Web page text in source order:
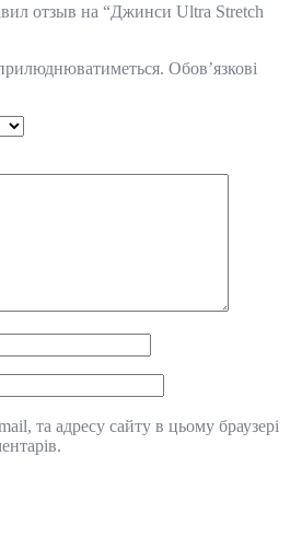
отзыв на “Джинси Ultrа Stretch
Обов’язкові
та адресу сайту в цьому браузері